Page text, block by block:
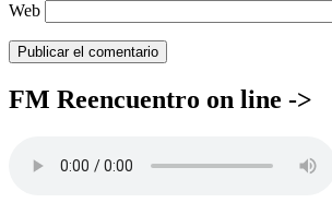
Web
FM Reencuentro on line ->